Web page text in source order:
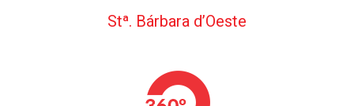
Stª. Bárbara d’Oeste